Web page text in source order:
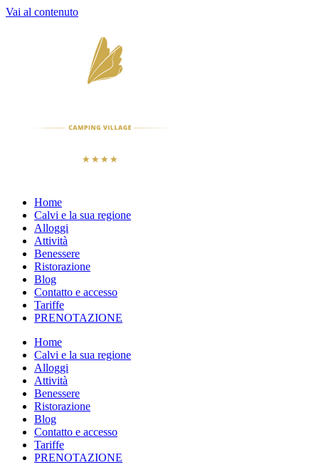
Vai al contenuto
Home
Calvi e la sua regione
Alloggi
Attività
Benessere
Ristorazione
Blog
Contatto e accesso
Tariffe
PRENOTAZIONE
Home
Calvi e la sua regione
Alloggi
Attività
Benessere
Ristorazione
Blog
Contatto e accesso
Tariffe
PRENOTAZIONE